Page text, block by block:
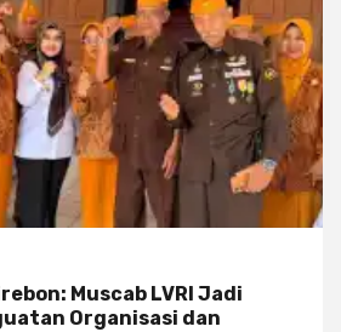
Muscab LVRI Jadi
Organisasi dan